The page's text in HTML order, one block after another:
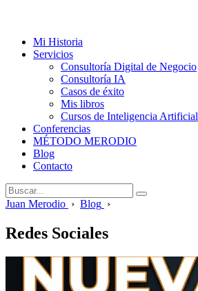
Mi Historia
Servicios
Consultoría Digital de Negocio
Consultoría IA
Casos de éxito
Mis libros
Cursos de Inteligencia Artificial
Conferencias
MÉTODO MERODIO
Blog
Contacto
Juan Merodio › Blog ›
Redes Sociales